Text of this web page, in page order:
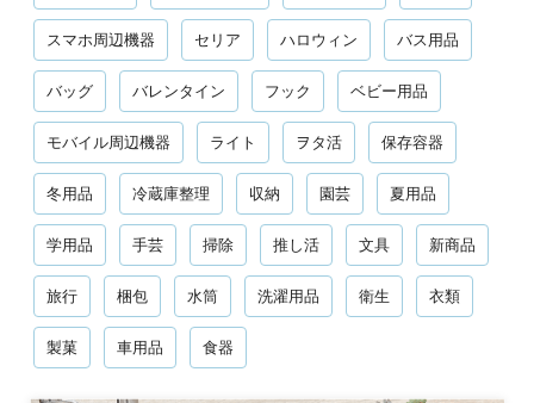
スマホ周辺機器 セリア ハロウィン バス用品
バッグ バレンタイン フック ベビー用品
モバイル周辺機器 ライト ヲタ活 保存容器
冬用品 冷蔵庫整理 収納 園芸 夏用品
学用品 手芸 掃除 推し活 文具 新商品
旅行 梱包 水筒 洗濯用品 衛生 衣類
製菓 車用品 食器